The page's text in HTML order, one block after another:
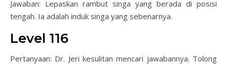
Jawaban: Lepaskan rambut singa yang berada di posisi
tengah. Ia adalah induk singa yang sebenarnya.
Level 116
Pertanyaan: Dr. Jeri kesulitan mencari jawabannya. Tolong